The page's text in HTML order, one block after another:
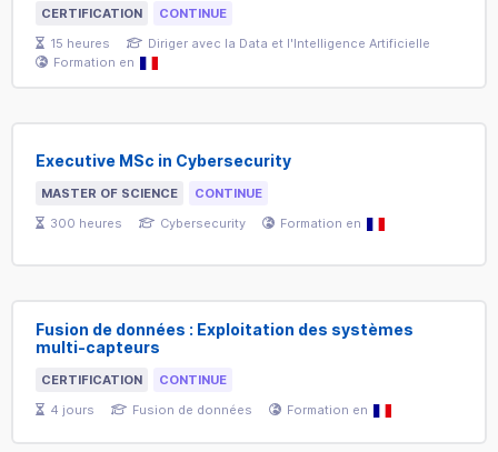
CERTIFICATION
CONTINUE
15 heures
Diriger avec la Data et l'Intelligence Artificielle
Formation en
Executive MSc in Cybersecurity
MASTER OF SCIENCE
CONTINUE
300 heures Cybersecurity Formation en
Fusion de données : Exploitation des systèmes
multi-capteurs
CERTIFICATION
CONTINUE
4 jours Fusion de données Formation en